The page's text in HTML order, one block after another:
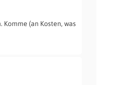
Komme (an Kosten, was